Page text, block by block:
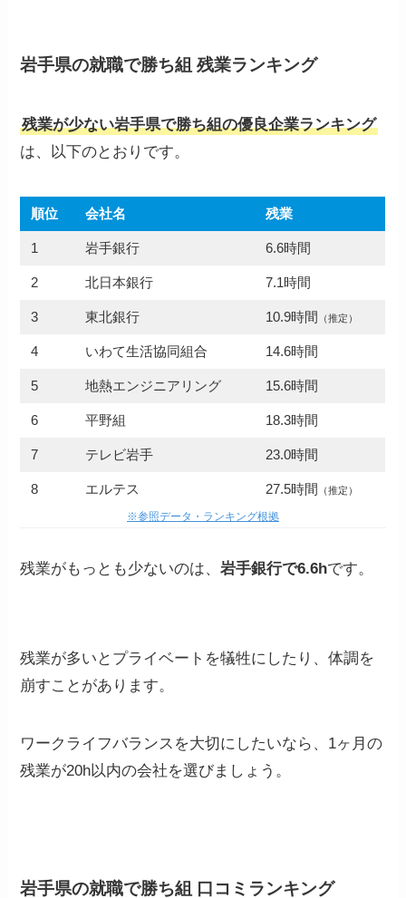
岩手県の就職で勝ち組 残業ランキング
残業が少ない岩手県で勝ち組の優良企業ランキング
は、以下のとおりです。
順位 会社名 残業
1 岩手銀行 6.6時間
2 北日本銀行 7.1時間
3 東北銀行 10.9時間 （推定）
4 いわて生活協同組合 14.6時間
5 地熱エンジニアリング 15.6時間
6 平野組 18.3時間
7 テレビ岩手 23.0時間
8 エルテス 27.5時間 （推定）
※参照データ・ランキング根拠
残業がもっとも少ないのは、岩手銀行で6.6hです。
残業が多いとプライベートを犠牲にしたり、体調を
崩すことがあります。
ワークライフバランスを大切にしたいなら、1ヶ月の
残業が20h以内の会社を選びましょう。
岩手県の就職で勝ち組 口コミランキング